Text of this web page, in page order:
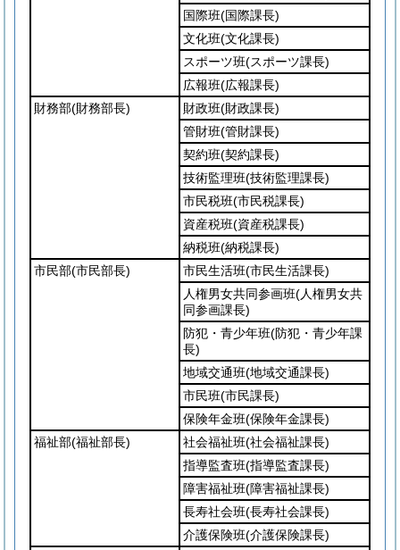
国際班(国際課長)
文化班(文化課長)
スポーツ班(スポーツ課長)
広報班(広報課長)
財務部(財務部長) 財政班(財政課長)
管財班(管財課長)
契約班(契約課長)
技術監理班(技術監理課長)
市民税班(市民税課長)
資産税班(資産税課長)
納税班(納税課長)
市民部(市民部長) 市民生活班(市民生活課長)
人権男女共同参画班(人権男女共
同参画課長)
防犯・青少年班(防犯・青少年課
長)
地域交通班(地域交通課長)
市民班(市民課長)
保険年金班(保険年金課長)
福祉部(福祉部長) 社会福祉班(社会福祉課長)
指導監査班(指導監査課長)
障害福祉班(障害福祉課長)
長寿社会班(長寿社会課長)
介護保険班(介護保険課長)